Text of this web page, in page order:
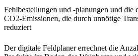
Fehlbestellungen und -planungen und die
CO2-Emissionen, die durch unnötige
reduziert
Der digitale Feldplaner errechnet die